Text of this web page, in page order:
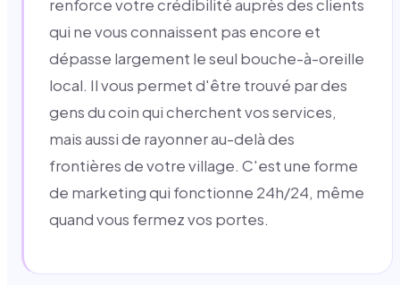
renforce votre crédibilité auprès des clients
qui ne vous connaissent pas encore et
dépasse largement le seul bouche-à-oreille
local. Il vous permet d'être trouvé par des
gens du coin qui cherchent vos services,
mais aussi de rayonner au-delà des
frontières de votre village. C'est une forme
de marketing qui fonctionne 24h/24, même
quand vous fermez vos portes.